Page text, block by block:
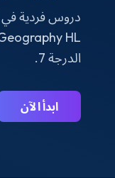
الدرجة 7.
ابدأ الآن